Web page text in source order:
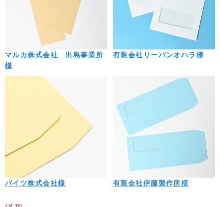
マルカ株式会社 出島事業所
様
有限会社リーバンオハラ様
バイツ株式会社様 有限会社伊藤製作所様